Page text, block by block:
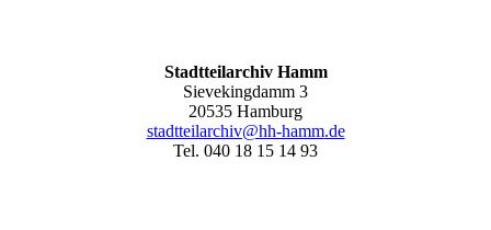
Stadtteilarchiv Hamm
Sievekingdamm 3
20535 Hamburg
stadtteilarchiv@hh-hamm.de
Tel. 040 18 15 14 93